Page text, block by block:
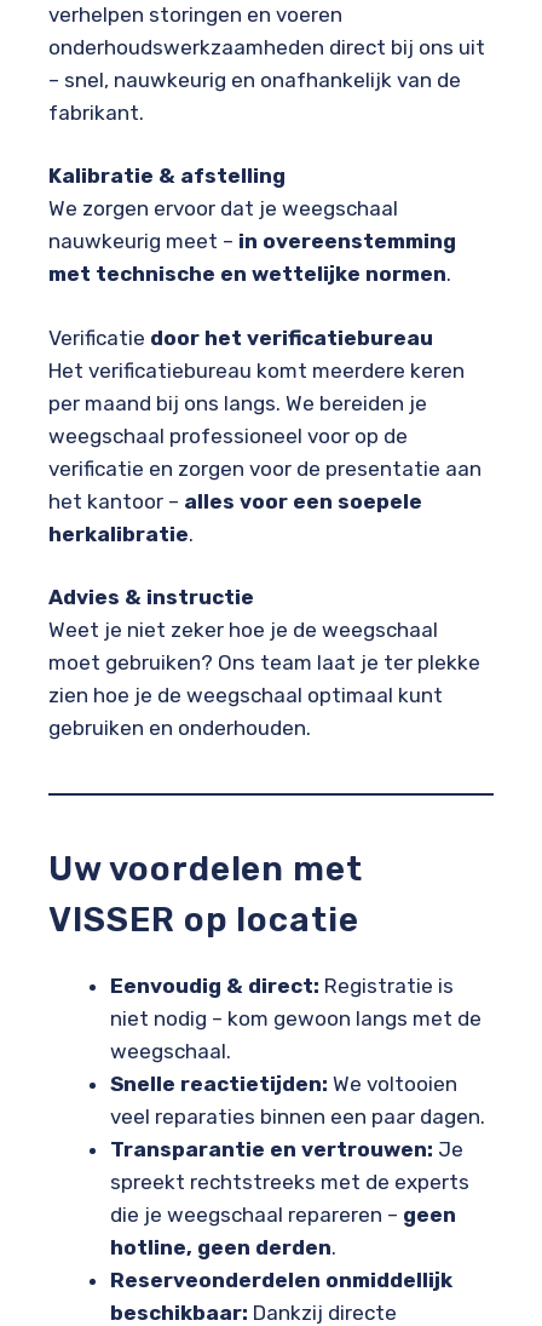
verhelpen storingen en voeren
onderhoudswerkzaamheden direct bij ons uit
– snel, nauwkeurig en onafhankelijk van de
fabrikant.
Kalibratie & afstelling
We zorgen ervoor dat je weegschaal
nauwkeurig meet – in overeenstemming
met technische en wettelijke normen.
Verificatie door het verificatiebureau
Het verificatiebureau komt meerdere keren
per maand bij ons langs. We bereiden je
weegschaal professioneel voor op de
verificatie en zorgen voor de presentatie aan
het kantoor – alles voor een soepele
herkalibratie.
Advies & instructie
Weet je niet zeker hoe je de weegschaal
moet gebruiken? Ons team laat je ter plekke
zien hoe je de weegschaal optimaal kunt
gebruiken en onderhouden.
Uw voordelen met
VISSER op locatie
Eenvoudig & direct: Registratie is
niet nodig – kom gewoon langs met de
weegschaal.
Snelle reactietijden: We voltooien
veel reparaties binnen een paar dagen.
Transparantie en vertrouwen: Je
spreekt rechtstreeks met de experts
die je weegschaal repareren – geen
hotline, geen derden.
Reserveonderdelen onmiddellijk
beschikbaar: Dankzij directe